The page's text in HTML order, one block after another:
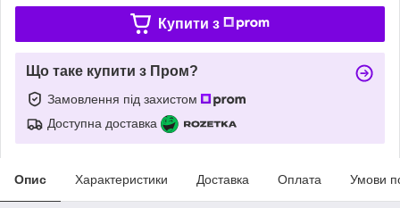
Купити з
Що таке купити з Пром?
Замовлення під захистом
Доступна доставка
Опис Характеристики Доставка Оплата Умови